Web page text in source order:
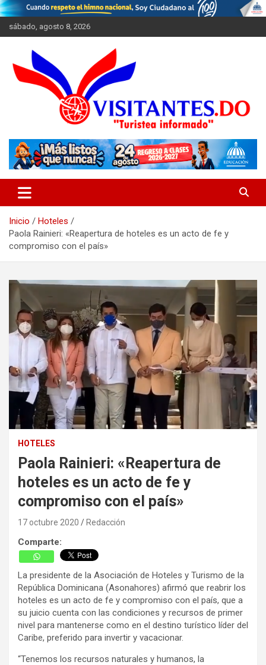
Saltar
al
contenido
sábado, agosto 8, 2026
Visitantes
Inicio
Hoteles
Paola Rainieri: «Reapertura de hoteles es un acto de fe y
compromiso con el país»
HOTELES
Paola Rainieri: «Reapertura de
hoteles es un acto de fe y
compromiso con el país»
17 octubre 2020 Redacción
Comparte:
La presidente de la Asociación de Hoteles y Turismo de la
República Dominicana (Asonahores) afirmó que reabrir los
hoteles es un acto de fe y compromiso con el país, que a
su juicio cuenta con las condiciones y recursos de primer
nivel para mantenerse como en el destino turístico líder del
Caribe, preferido para invertir y vacacionar.
“Tenemos los recursos naturales y humanos, la